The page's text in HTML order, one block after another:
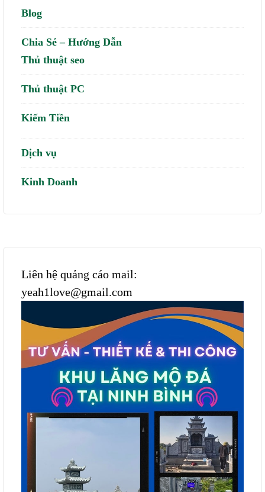
Blog
Chia Sẻ – Hướng Dẫn
Thủ thuật seo
Thủ thuật PC
Kiếm Tiền
Dịch vụ
Kinh Doanh
Liên hệ quảng cáo mail:
yeah1love@gmail.com